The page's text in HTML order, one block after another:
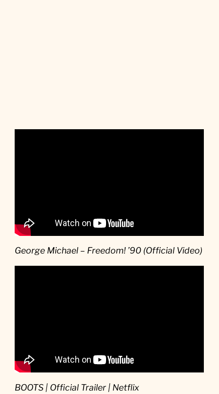
George Michael – Freedom! ’90 (Official Video)
BOOTS | Official Trailer | Netflix